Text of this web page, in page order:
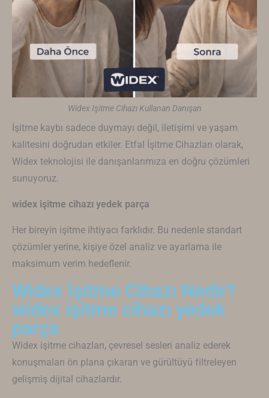
Widex Işitme Cihazı Kullanan Danışan
İşitme kaybı sadece duymayı değil, iletişimi ve yaşam
kalitesini doğrudan etkiler. Etfal İşitme Cihazları olarak,
Widex teknolojisi ile danışanlarımıza en doğru çözümleri
sunuyoruz.
widex işitme cihazı yedek parça
Her bireyin işitme ihtiyacı farklıdır. Bu nedenle standart
çözümler yerine, kişiye özel analiz ve ayarlama ile
maksimum verim hedeflenir.
Widex İşitme Cihazı Nedir?
widex işitme cihazı yedek
parça
Widex işitme cihazları, çevresel sesleri analiz ederek
konuşmaları ön plana çıkaran ve gürültüyü filtreleyen
gelişmiş dijital cihazlardır.